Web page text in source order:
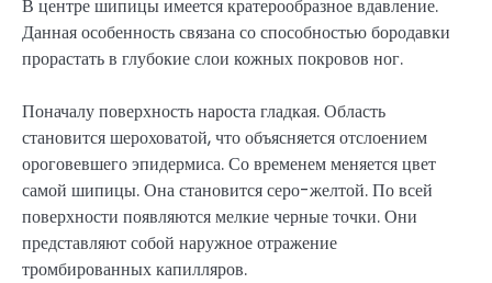
В центре шипицы имеется кратерообразное вдавление.
Данная особенность связана со способностью бородавки
прорастать в глубокие слои кожных покровов ног.
Поначалу поверхность нароста гладкая. Область
становится шероховатой, что объясняется отслоением
ороговевшего эпидермиса. Со временем меняется цвет
самой шипицы. Она становится серо-желтой. По всей
поверхности появляются мелкие черные точки. Они
представляют собой наружное отражение
тромбированных капилляров.